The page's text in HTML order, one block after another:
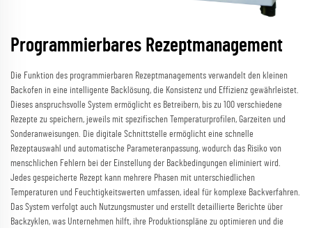
Programmierbares Rezeptmanagement
Die Funktion des programmierbaren Rezeptmanagements verwandelt den kleinen
Backofen in eine intelligente Backlösung, die Konsistenz und Effizienz gewährleistet.
Dieses anspruchsvolle System ermöglicht es Betreibern, bis zu 100 verschiedene
Rezepte zu speichern, jeweils mit spezifischen Temperaturprofilen, Garzeiten und
Sonderanweisungen. Die digitale Schnittstelle ermöglicht eine schnelle
Rezeptauswahl und automatische Parameteranpassung, wodurch das Risiko von
menschlichen Fehlern bei der Einstellung der Backbedingungen eliminiert wird.
Jedes gespeicherte Rezept kann mehrere Phasen mit unterschiedlichen
Temperaturen und Feuchtigkeitswerten umfassen, ideal für komplexe Backverfahren.
Das System verfolgt auch Nutzungsmuster und erstellt detaillierte Berichte über
Backzyklen, was Unternehmen hilft, ihre Produktionspläne zu optimieren und die